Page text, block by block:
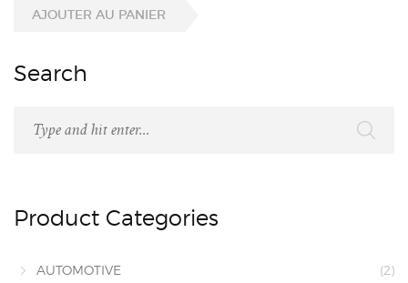
AJOUTER AU PANIER
Search
Product Categories
AUTOMOTIVE (2)